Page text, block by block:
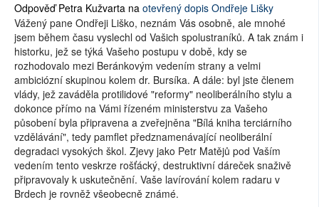
Odpověď Petra Kužvarta na otevřený dopis Ondřeje Lišky
Vážený pane Ondřeji Liško, neznám Vás osobně, ale mnohé
jsem během času vyslechl od Vašich spolustraníků. A tak znám i
historku, jež se týká Vašeho postupu v době, kdy se
rozhodovalo mezi Beránkovým vedením strany a velmi
ambiciózní skupinou kolem dr. Bursíka. A dále: byl jste členem
vlády, jež zaváděla protilidové "reformy" neoliberálního stylu a
dokonce přímo na Vámi řízeném ministerstvu za Vašeho
působení byla připravena a zveřejněna "Bílá kniha terciárního
vzdělávání", tedy pamflet předznamenávající neoliberální
degradaci vysokých škol. Zjevy jako Petr Matějů pod Vaším
vedením tento veskrze rošťácký, destruktivní dáreček snaživě
připravovaly k uskutečnění. Vaše lavírování kolem radaru v
Brdech je rovněž všeobecně známé.